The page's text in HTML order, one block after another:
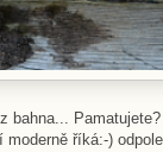
bahna...
říká:-)